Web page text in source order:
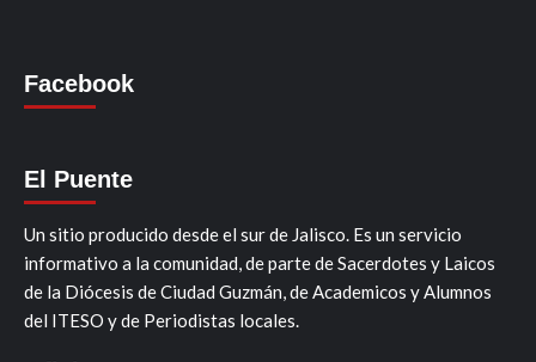
Facebook
El Puente
Un sitio producido desde el sur de Jalisco. Es un servicio
informativo a la comunidad, de parte de Sacerdotes y Laicos
de la Diócesis de Ciudad Guzmán, de Academicos y Alumnos
del ITESO y de Periodistas locales.